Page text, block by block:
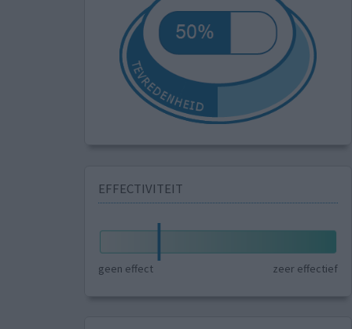
EFFECTIVITEIT
geen effect zeer effectief